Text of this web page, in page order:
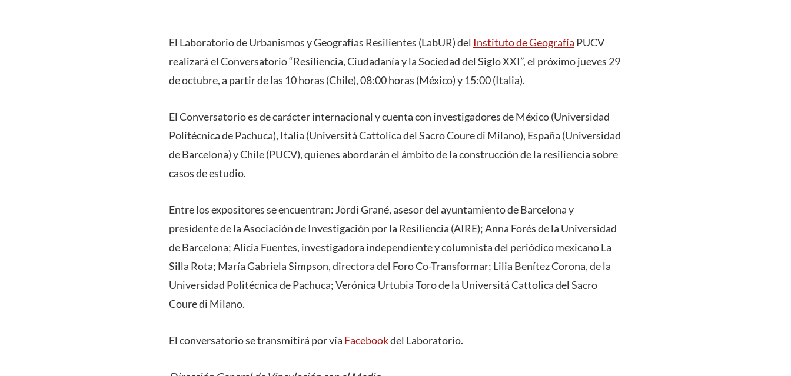
El Laboratorio de Urbanismos y Geografías Resilientes (LabUR) del Instituto de Geografía PUCV
realizará el Conversatorio “Resiliencia, Ciudadanía y la Sociedad del Siglo XXI”, el próximo jueves 29
de octubre, a partir de las 10 horas (Chile), 08:00 horas (México) y 15:00 (Italia).
El Conversatorio es de carácter internacional y cuenta con investigadores de México (Universidad
Politécnica de Pachuca), Italia (Universitá Cattolica del Sacro Coure di Milano), España (Universidad
de Barcelona) y Chile (PUCV), quienes abordarán el ámbito de la construcción de la resiliencia sobre
casos de estudio.
Entre los expositores se encuentran: Jordi Grané, asesor del ayuntamiento de Barcelona y
presidente de la Asociación de Investigación por la Resiliencia (AIRE); Anna Forés de la Universidad
de Barcelona; Alicia Fuentes, investigadora independiente y columnista del periódico mexicano La
Silla Rota; María Gabriela Simpson, directora del Foro Co-Transformar; Lilia Benítez Corona, de la
Universidad Politécnica de Pachuca; Verónica Urtubia Toro de la Universitá Cattolica del Sacro
Coure di Milano.
El conversatorio se transmitirá por vía Facebookdel Laboratorio.